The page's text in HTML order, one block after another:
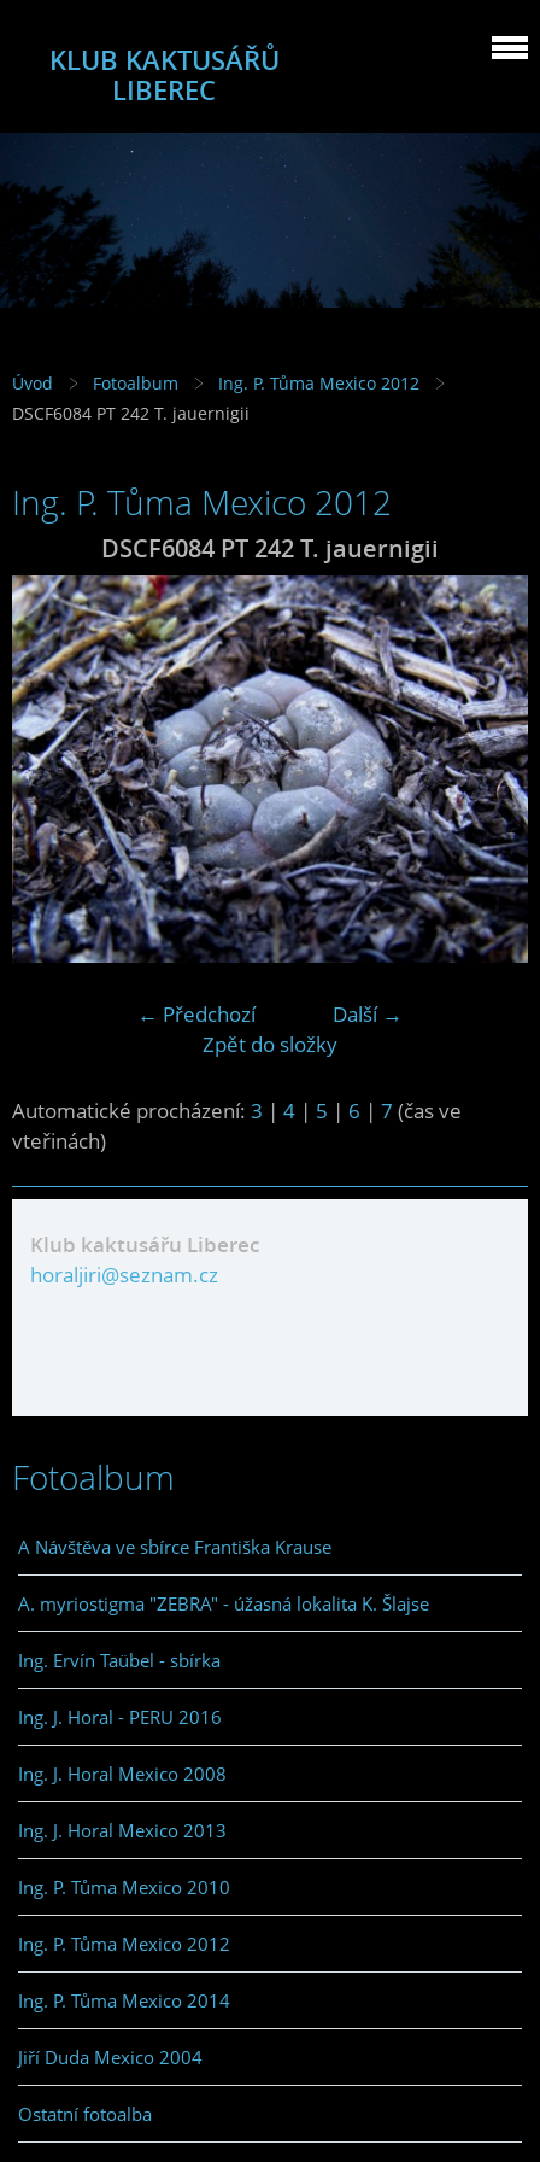
KLUB KAKTUSÁŘŮ
LIBEREC
Úvod Fotoalbum
Ing. P. Tůma Mexico 2012
DSCF6084 PT 242 T. jauernigii
Ing. P. Tůma Mexico 2012
DSCF6084 PT 242 T. jauernigii
← Předchozí
Další →
Zpět do složky
Automatické procházení: 3 | 4 | 5 | 6 | 7 (čas ve
vteřinách)
Klub kaktusářu Liberec
horaljiri@seznam.cz
Fotoalbum
A Návštěva ve sbírce Františka Krause
A. myriostigma "ZEBRA" - úžasná lokalita K. Šlajse
Ing. Ervín Taübel - sbírka
Ing. J. Horal - PERU 2016
Ing. J. Horal Mexico 2008
Ing. J. Horal Mexico 2013
Ing. P. Tůma Mexico 2010
Ing. P. Tůma Mexico 2012
Ing. P. Tůma Mexico 2014
Jiří Duda Mexico 2004
Ostatní fotoalba